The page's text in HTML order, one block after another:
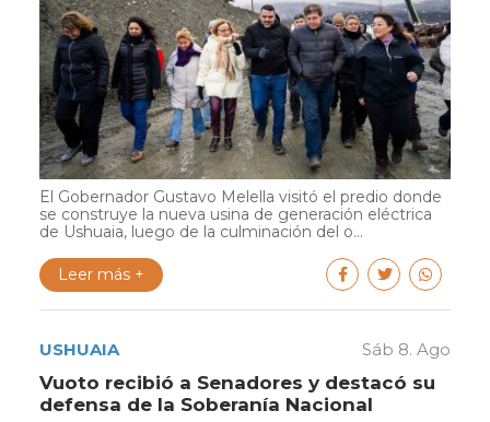
El Gobernador Gustavo Melella visitó el predio donde
se construye la nueva usina de generación eléctrica
de Ushuaia, luego de la culminación del o...
Leer más +
USHUAIA Sáb 8. Ago
Vuoto recibió a Senadores y destacó su
defensa de la Soberanía Nacional